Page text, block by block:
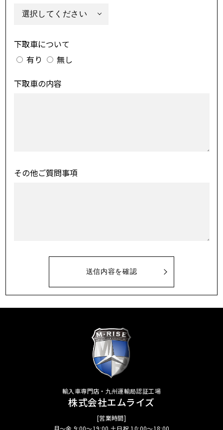
下取車について
有り
無し
下取車の内容
その他ご質問事項
輸入車専門店・九州運輸局認証工場
株式会社エムライズ
[営業時間]
月～金.9:00～19:00 土日祝.10:00～18:00